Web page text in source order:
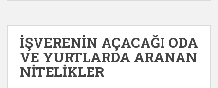
İŞVERENİN AÇACAĞI ODA
VE YURTLARDA ARANAN
NİTELİKLER